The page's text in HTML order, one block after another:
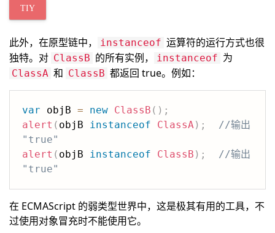
TIY
此外，在原型链中， instanceof 运算符的运行方式也很
独特。对 ClassB 的所有实例， instanceof 为
ClassA 和 ClassB 都返回 true。例如：
var objB = new ClassB ( ) ;
alert ( objB instanceof ClassA) ;
//输出
"true"
alert ( objB instanceof ClassB ) ;
//输出
"true"
在 ECMAScript 的弱类型世界中，这是极其有用的工具，不
过使用对象冒充时不能使用它。